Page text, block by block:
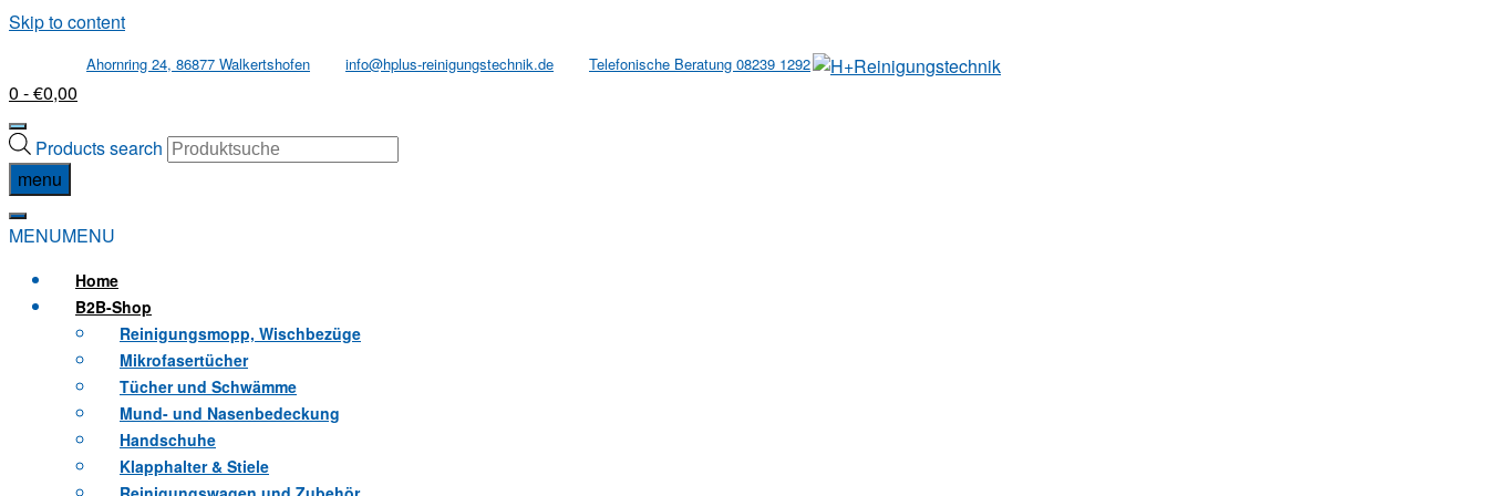
Skip to content
Ahornring 24, 86877 Walkertshofen info@hplus-reinigungstechnik.de Telefonische Beratung 08239 1292
0 - €0,00
Products search
menu
MENUMENU
Home
B2B-Shop
Reinigungsmopp, Wischbezüge
Mikrofasertücher
Tücher und Schwämme
Mund- und Nasenbedeckung
Handschuhe
Klapphalter & Stiele